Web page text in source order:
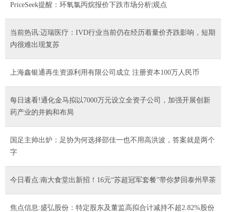
PriceSeek提醒：环氧氯丙烷报价下跌市场分析|观点
当前热讯:迈瑞医疗：IVD行业当前仍在经历着量价齐跌影响，短期
内很难出现复苏
上海鑫银通再生资源利用有限公司成立 注册资本100万人民币
每日速看!通化金马拟以7000万元设立全资子公司，加强开展创新
药产业的并购和布局
国足主帅出炉：足协为何选择邵佳一也不用高洪波，答案就是两个
字
今日看点:南大食堂出新招！16元“苏超冠军套餐”带你梦回泰州早茶
焦点信息:盛弘股份：特定股东及董监高拟合计减持不超2.82%股份